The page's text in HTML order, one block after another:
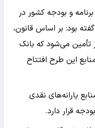
و بودجه کشور در
بود: بر اساس قانون،
تأمین می‌شود که بانک
این طرح افتتاح
یارانه‌های نقدی
قرار دارد.